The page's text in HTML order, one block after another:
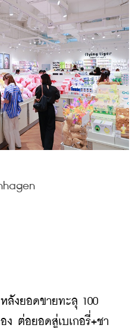
หลังยอดขายทะลุ 100
ต่อยอดสู่เบเกอรี่+ชา